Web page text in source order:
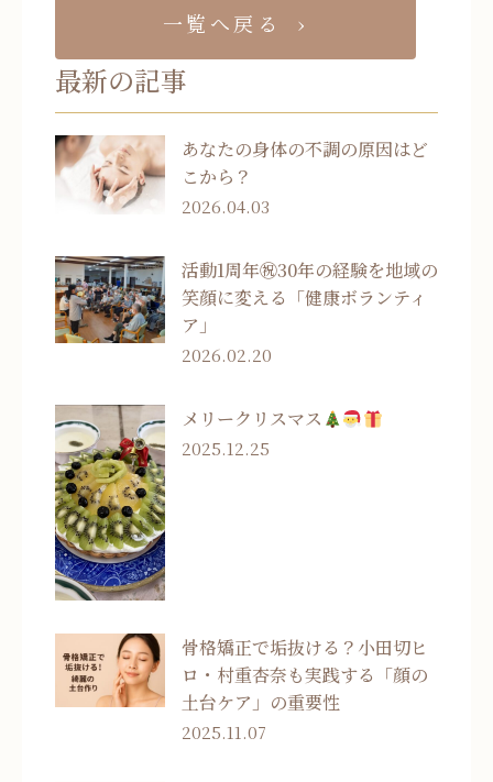
一覧へ戻る
最新の記事
あなたの身体の不調の原因はど
こから？
2026.04.03
活動1周年㊗30年の経験を地域の
笑顔に変える「健康ボランティ
ア」
2026.02.20
メリークリスマス
2025.12.25
骨格矯正で垢抜ける？小田切ヒ
ロ・村重杏奈も実践する「顔の
土台ケア」の重要性
2025.11.07